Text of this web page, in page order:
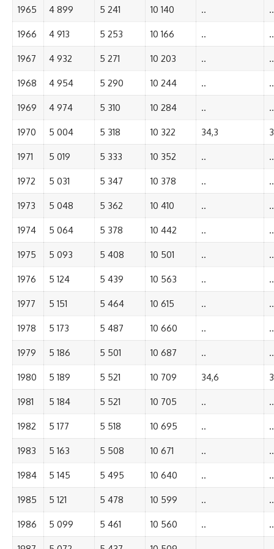
1965 4 899 5 241 10 140 .. ..
1966 4 913 5 253 10 166 .. ..
1967 4 932 5 271 10 203 .. ..
1968 4 954 5 290 10 244 .. ..
1969 4 974 5 310 10 284 .. ..
1970 5 004 5 318 10 322 34,3
1971 5 019 5 333 10 352 .. ..
1972 5 031 5 347 10 378 .. ..
1973 5 048 5 362 10 410 .. ..
1974 5 064 5 378 10 442 .. ..
1975 5 093 5 408 10 501 .. ..
1976 5 124 5 439 10 563 .. ..
1977 5 151 5 464 10 615 .. ..
1978 5 173 5 487 10 660 .. ..
1979 5 186 5 501 10 687 .. ..
1980 5 189 5 521 10 709 34,6
1981 5 184 5 521 10 705 .. ..
1982 5 177 5 518 10 695 .. ..
1983 5 163 5 508 10 671 .. ..
1984 5 145 5 495 10 640 .. ..
1985 5 121 5 478 10 599 .. ..
1986 5 099 5 461 10 560 .. ..